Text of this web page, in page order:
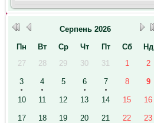
Серпень 2026
Пн
Вт Ср Чт Пт Сб
Нд
27
28 29 30 31 1 2
3 4 5 6 7 8 9
10 11 12 13 14 15 16
17 18 19 20 21 22 23